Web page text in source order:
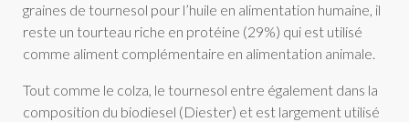
graines de tournesol pour l’huile en alimentation humaine, il
reste un tourteau riche en protéine (29%) qui est utilisé
comme aliment complémentaire en alimentation animale.
Tout comme le colza, le tournesol entre également dans la
composition du biodiesel (Diester) et est largement utilisé